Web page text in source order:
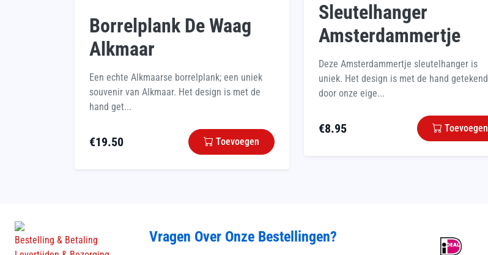
Borrelplank De Waag
Alkmaar
Een echte Alkmaarse borrelplank; een uniek
souvenir van Alkmaar. Het design is met de
hand get...
€19.50 Toevoegen
Sleutelhanger
Amsterdammertje
Deze Amsterdammertje sleutelhanger is
uniek. Het design is met de hand getekend
door onze eige...
€8.95 Toevoegen
Bestelling & Betaling
Vragen Over Onze Bestellingen?